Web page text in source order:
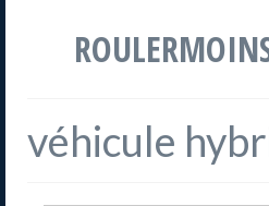
véhicule